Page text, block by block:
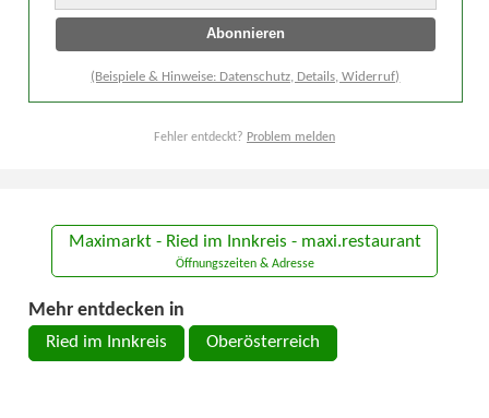
(Beispiele & Hinweise: Datenschutz, Details, Widerruf)
Fehler entdeckt? Problem melden
Maximarkt - Ried im Innkreis - maxi.restaurant
Öffnungszeiten & Adresse
Mehr entdecken in
Ried im Innkreis Oberösterreich